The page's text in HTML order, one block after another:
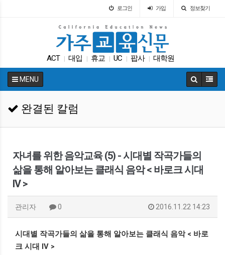
로그인 가입 정보찾기
ACT 대입 휴교 UC 팝사 대학원
교육정책 LA교육구 다카 에세이
MENU
완결된 칼럼
자녀를 위한 음악교육 (5) - 시대별 작곡가들의
삶을 통해 알아보는 클래식 음악 < 바로크 시대
IV >
관리자 0 2016.11.22 14:23
시대별 작곡가들의 삶을 통해 알아보는 클래식 음악 < 바로
크 시대 IV >